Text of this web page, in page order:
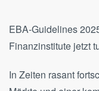
EBA-Guidelines
Finanzinstitute jetzt
In Zeiten rasant